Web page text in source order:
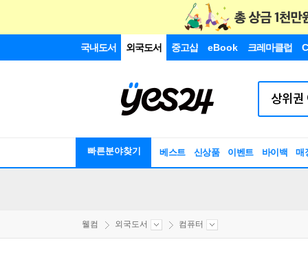
국내도서 외국도서 중고샵 eBook 크레마클럽
빠른분야찾기 베스트 신상품 이벤트 바이백 매
웰컴 외국도서 컴퓨터